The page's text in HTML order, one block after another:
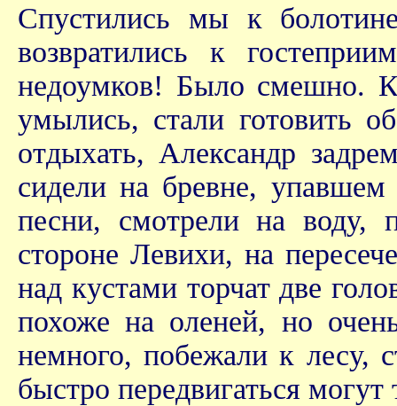
Спустились мы к
возвратились к
недоумков! Было смешно.
умылись, стали готовить
отдыхать, Александр
сидели на бревне,
песни, смотрели на воду,
стороне Левихи, на
над кустами торчат две
похоже на оленей, но
немного, побежали к лесу,
быстро передвигаться